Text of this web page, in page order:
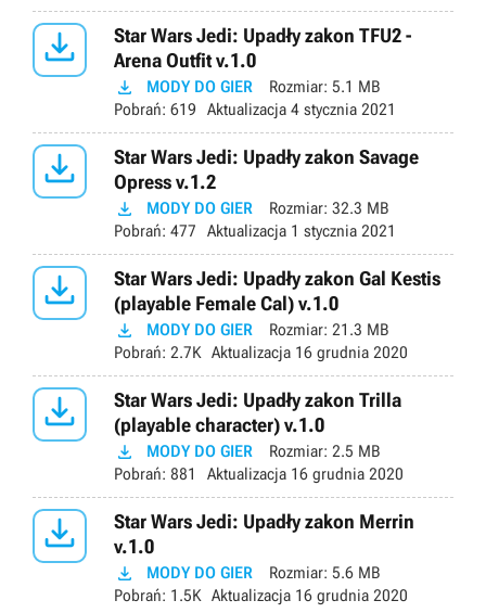

Star Wars Jedi: Upadły zakon TFU2 -
Arena Outfit v.1.0
 MODY DO GIER Rozmiar: 5.1 MB
Pobrań: 619 Aktualizacja 4 stycznia 2021

Star Wars Jedi: Upadły zakon Savage
Opress v.1.2
 MODY DO GIER Rozmiar: 32.3 MB
Pobrań: 477 Aktualizacja 1 stycznia 2021

Star Wars Jedi: Upadły zakon Gal Kestis
(playable Female Cal) v.1.0
 MODY DO GIER Rozmiar: 21.3 MB
Pobrań: 2.7K Aktualizacja 16 grudnia 2020

Star Wars Jedi: Upadły zakon Trilla
(playable character) v.1.0
 MODY DO GIER Rozmiar: 2.5 MB
Pobrań: 881 Aktualizacja 16 grudnia 2020

Star Wars Jedi: Upadły zakon Merrin
v.1.0
 MODY DO GIER Rozmiar: 5.6 MB
Pobrań: 1.5K Aktualizacja 16 grudnia 2020